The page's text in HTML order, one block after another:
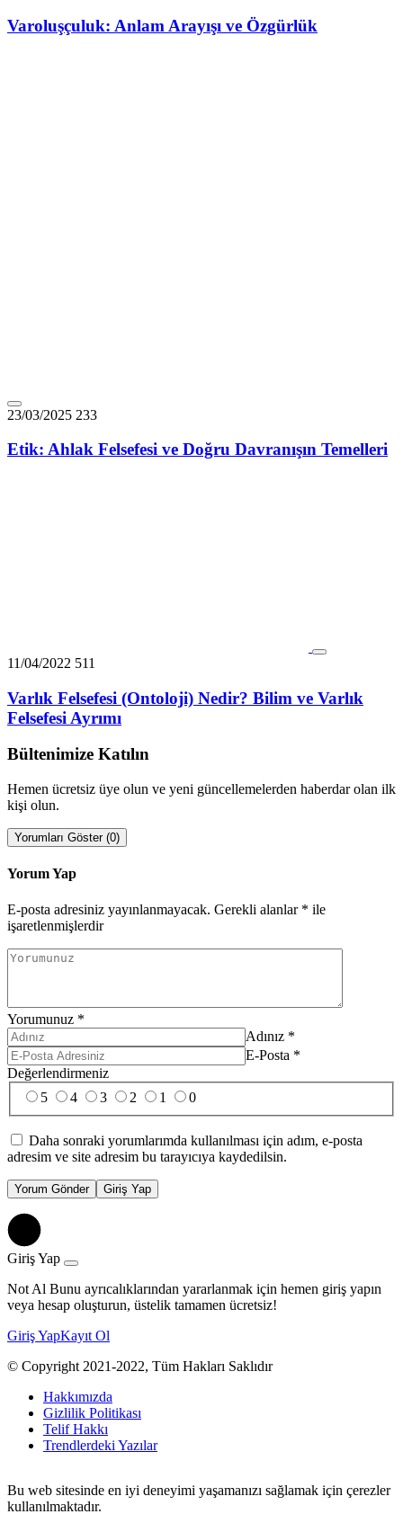
Varoluşçuluk: Anlam Arayışı ve Özgürlük
23/03/2025 233
Etik: Ahlak Felsefesi ve Doğru Davranışın Temelleri
11/04/2022 511
Varlık Felsefesi (Ontoloji) Nedir? Bilim ve Varlık
Felsefesi Ayrımı
Bültenimize Katılın
Hemen ücretsiz üye olun ve yeni güncellemelerden haberdar olan ilk
kişi olun.
Yorumları Göster (0)
Yorum Yap
E-posta adresiniz yayınlanmayacak. Gerekli alanlar * ile
işaretlenmişlerdir
Yorumunuz *
Adınız *
E-Posta *
Değerlendirmeniz
5
4 3 2 1 0
Daha sonraki yorumlarımda kullanılması için adım, e-posta
adresim ve site adresim bu tarayıcıya kaydedilsin.
Yorum Gönder Giriş Yap
Giriş Yap
Not Al Bunu ayrıcalıklarından yararlanmak için hemen giriş yapın
veya hesap oluşturun, üstelik tamamen ücretsiz!
Giriş YapKayıt Ol
© Copyright 2021-2022, Tüm Hakları Saklıdır
Hakkımızda
Gizlilik Politikası
Telif Hakkı
Trendlerdeki Yazılar
Bu web sitesinde en iyi deneyimi yaşamanızı sağlamak için çerezler
kullanılmaktadır.